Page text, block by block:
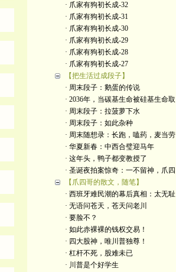
· 爪家有狗初长成-32
· 爪家有狗初长成-31
· 爪家有狗初长成-30
· 爪家有狗初长成-29
· 爪家有狗初长成-28
· 爪家有狗初长成-27
【把生活过成段子】
· 周末段子：鹅蛋的传说
· 2036年，当碳基生命被硅基生命取
· 周末段子：拉菠萝下水
· 周末段子：如此杂种
· 周末随想录：长跑，嗑药，麦当劳
· 华夏新春：中西合璧迎马年
· 这年头，鸭子都变教授了
· 圣诞夜拍案惊奇：一不留神，爪四
【爪四哥的散文，随笔】
· 西班牙难民潮的幕后真相：太无耻
· 无语问苍天，苍天问老川
· 要脸不？
· 如此赤裸裸的钱权交易！
· 四大股神，唯川普独尊！
· 杠杆不死，股难未已
· 川普是个好学生